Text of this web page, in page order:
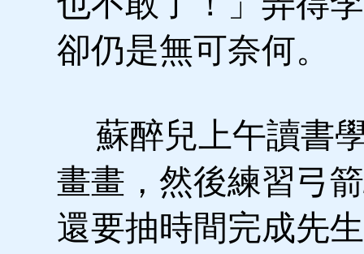
卻仍是無可奈何。
蘇醉兒上午讀書
畫畫，然後練習弓
還要抽時間完成先